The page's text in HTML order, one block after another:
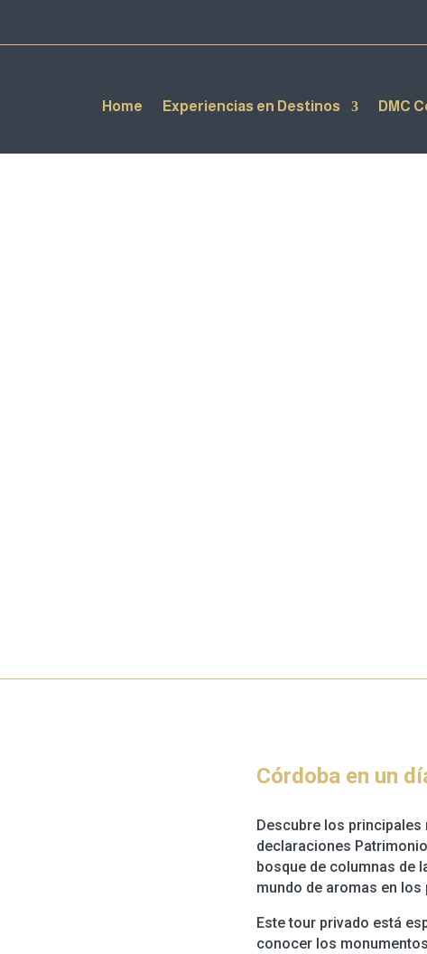
Home Experiencias en Destinos DMC
Córdoba en un
Descubre los
declaraciones
bosque de columnas de
mundo de aromas en
Este tour privado está
conocer los